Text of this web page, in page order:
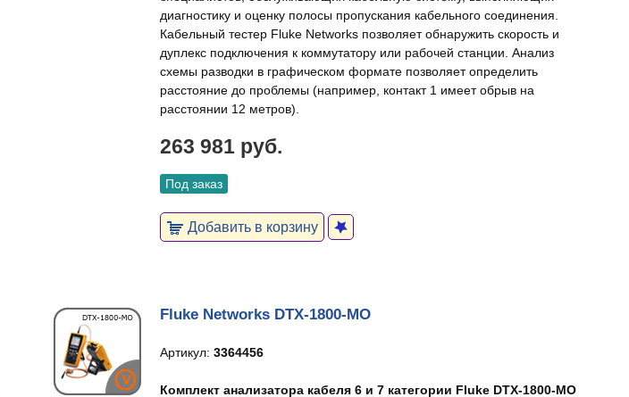
диагностику и оценку полосы пропускания кабельного соединения.
Кабельный тестер Fluke Networks позволяет обнаружить скорость и
дуплекс подключения к коммутатору или рабочей станции. Анализ
схемы разводки в графическом формате позволяет определить
расстояние до проблемы (например, контакт 1 имеет обрыв на
расстоянии 12 метров).
263 981 руб.
Под заказ
Добавить в корзину
Fluke Networks DTX-1800-MO
Артикул: 3364456
Комплект анализатора кабеля 6 и 7 категории Fluke DTX-1800-MO